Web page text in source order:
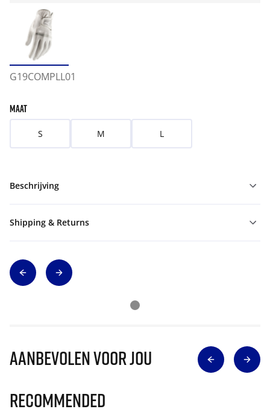
G19COMPLL01
MAAT
S M L
Beschrijving
Shipping & Returns
Aanbevolen voor jou
Recommended